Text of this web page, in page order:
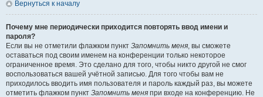
Вернуться к началу
Почему мне периодически приходится повторять ввод имени и
пароля?
Если вы не отметили флажком пункт Запомнить меня, вы сможете
оставаться под своим именем на конференции только некоторое
ограниченное время. Это сделано для того, чтобы никто другой не смог
воспользоваться вашей учётной записью. Для того чтобы вам не
приходилось вводить имя пользователя и пароль каждый раз, вы можете
отметить флажком пункт Запомнить меня при входе на конференцию. Не